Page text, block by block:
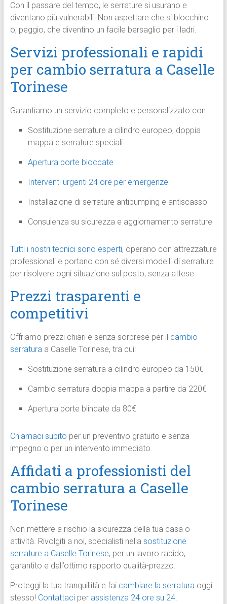
Con il passare del tempo, le serrature si usurano e
diventano più vulnerabili. Non aspettare che si blocchino
o, peggio, che diventino un facile bersaglio per i ladri.
Servizi professionali e rapidi
per cambio serratura a Caselle
Torinese
Garantiamo un servizio completo e personalizzato con:
Sostituzione serrature a cilindro europeo, doppia
mappa e serrature speciali
Apertura porte bloccate
Interventi urgenti 24 ore per emergenze
Installazione di serrature antibumping e antiscasso
Consulenza su sicurezza e aggiornamento serrature
Tutti i nostri tecnici sono esperti, operano con attrezzature
professionali e portano con sé diversi modelli di serrature
per risolvere ogni situazione sul posto, senza attese.
Prezzi trasparenti e
competitivi
Offriamo prezzi chiari e senza sorprese per il cambio
serraturaa Caselle Torinese, tra cui:
Sostituzione serratura a cilindro europeo da 150€
Cambio serratura doppia mappa a partire da 220€
Apertura porte blindate da 80€
Chiamaci subito per un preventivo gratuito e senza
impegno o per un intervento immediato.
Affidati a professionisti del
cambio serratura a Caselle
Torinese
Non mettere a rischio la sicurezza della tua casa o
attività. Rivolgiti a noi, specialisti nella sostituzione
serrature a Caselle Torinese, per un lavoro rapido,
garantito e dall’ottimo rapporto qualità-prezzo.
Proteggi la tua tranquillità e fai cambiare la serraturaoggi
stesso! Contattaciper assistenza 24 ore su 24.